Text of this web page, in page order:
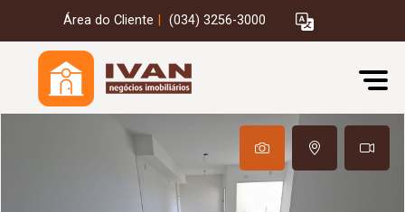
Área do Cliente (034) 3256-3000